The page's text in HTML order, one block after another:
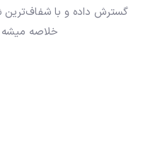
گسترش داده و با
خلاصه